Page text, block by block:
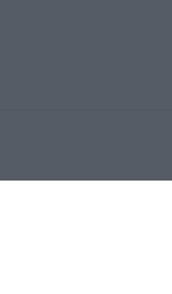
mare 6/G, S.Eufemia,
Terme 5/2011 - Direttore